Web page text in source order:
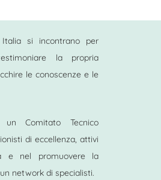
si incontrano per
la propria
le conoscenze e le
Comitato Tecnico
di eccellenza, attivi
e nel promuovere la
network di specialisti.